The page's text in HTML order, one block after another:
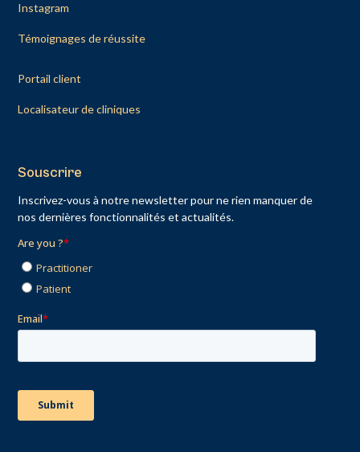
Instagram
Témoignages de réussite
Portail client
Localisateur de cliniques
Souscrire
Inscrivez-vous à notre newsletter pour ne rien manquer de
nos dernières fonctionnalités et actualités.